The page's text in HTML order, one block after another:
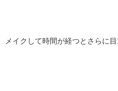
メイクして時間が経つとさらに